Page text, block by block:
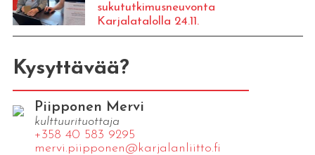
sukututkimusneuvonta
Karjalatalolla 24.11.
Kysyttävää?
Piipponen Mervi
kulttuurituottaja
+358 40 583 9295
mervi.​piipponen@​kar​jala​nlii​tto.​fi